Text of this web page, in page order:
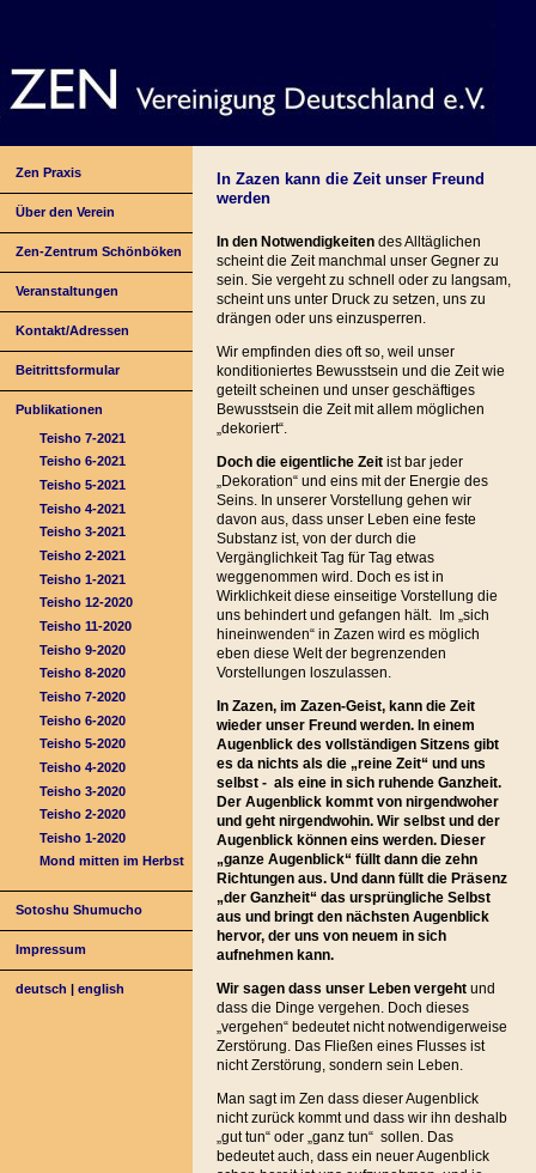
Zen Praxis
Über den Verein
Zen-Zentrum Schönböken
Veranstaltungen
Kontakt/Adressen
Beitrittsformular
Publikationen
Teisho 7-2021
Teisho 6-2021
Teisho 5-2021
Teisho 4-2021
Teisho 3-2021
Teisho 2-2021
Teisho 1-2021
Teisho 12-2020
Teisho 11-2020
Teisho 9-2020
Teisho 8-2020
Teisho 7-2020
Teisho 6-2020
Teisho 5-2020
Teisho 4-2020
Teisho 3-2020
Teisho 2-2020
Teisho 1-2020
Mond mitten im Herbst
Sotoshu Shumucho
Impressum
deutsch |english
In Zazen kann die Zeit unser Freund
werden
In den Notwendigkeitendes Alltäglichen
scheint die Zeit manchmal unser Gegner zu
sein. Sie vergeht zu schnell oder zu langsam,
scheint uns unter Druck zu setzen, uns zu
drängen oder uns einzusperren.
Wir empfinden dies oft so, weil unser
konditioniertes Bewusstsein und die Zeit wie
geteilt scheinen und unser geschäftiges
Bewusstsein die Zeit mit allem möglichen
„dekoriert“.
Doch die eigentliche Zeitist bar jeder
„Dekoration“ und eins mit der Energie des
Seins. In unserer Vorstellung gehen wir
davon aus, dass unser Leben eine feste
Substanz ist, von der durch die
Vergänglichkeit Tag für Tag etwas
weggenommen wird. Doch es ist in
Wirklichkeit diese einseitige Vorstellung die
uns behindert und gefangen hält. Im „sich
hineinwenden“ in Zazen wird es möglich
eben diese Welt der begrenzenden
Vorstellungen loszulassen.
In Zazen, im Zazen-Geist, kann die Zeit
wieder unser Freund werden. In einem
Augenblick des vollständigen Sitzens gibt
es da nichts als die „reine Zeit“ und uns
selbst - als eine in sich ruhende Ganzheit.
Der Augenblick kommt von nirgendwoher
und geht nirgendwohin. Wir selbst und der
Augenblick können eins werden. Dieser
„ganze Augenblick“ füllt dann die zehn
Richtungen aus. Und dann füllt die Präsenz
„der Ganzheit“ das ursprüngliche Selbst
aus und bringt den nächsten Augenblick
hervor, der uns von neuem in sich
aufnehmen kann.
Wir sagen dass unser Leben vergehtund
dass die Dinge vergehen. Doch dieses
„vergehen“ bedeutet nicht notwendigerweise
Zerstörung. Das Fließen eines Flusses ist
nicht Zerstörung, sondern sein Leben.
Man sagt im Zen dass dieser Augenblick
nicht zurück kommt und dass wir ihn deshalb
„gut tun“ oder „ganz tun“ sollen. Das
bedeutet auch, dass ein neuer Augenblick